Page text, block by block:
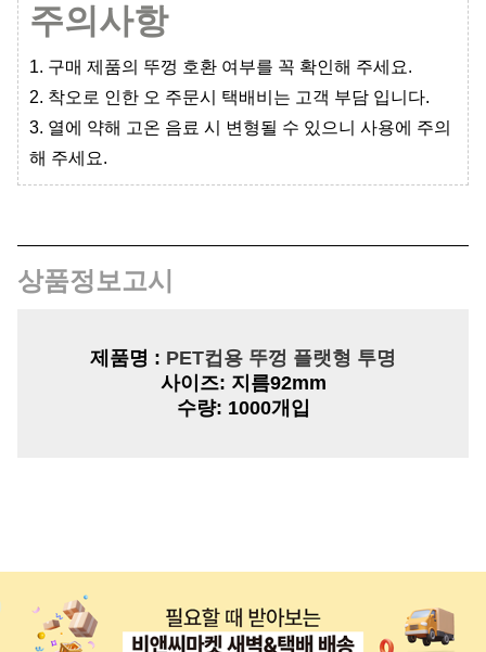
주의사항
1. 구매 제품의 뚜껑 호환 여부를 꼭 확인해 주세요.
2. 착오로 인한 오 주문시 택배비는 고객 부담 입니다.
3. 열에 약해 고온 음료 시 변형될 수 있으니 사용에 주의
해 주세요.
상품정보고시
제품명 : PET컵용 뚜껑 플랫형 투명
사이즈: 지름92mm
수량: 1000개입